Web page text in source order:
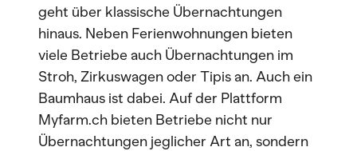
geht über klassische Übernachtungen
hinaus. Neben Ferienwohnungen bieten
viele Betriebe auch Übernachtungen im
Stroh, Zirkuswagen oder Tipis an. Auch ein
Baumhaus ist dabei. Auf der Plattform
Myfarm.ch bieten Betriebe nicht nur
Übernachtungen jeglicher Art an, sondern